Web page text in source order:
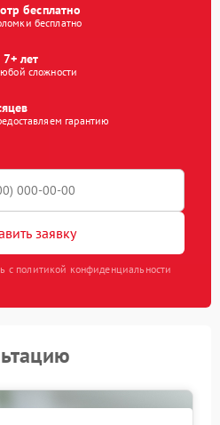
бесплатно
бесплатно
лет
сложности
гарантию
заявку
с политикой конфиденциальности